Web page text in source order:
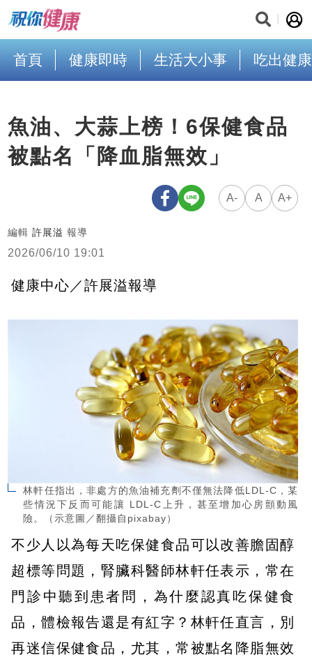
首頁 健康即時 生活大小事 吃出健康
魚油、大蒜上榜！6保健食品
被點名「降血脂無效」
A- A A+
編輯 許展溢 報導
2026/06/10 19:01
健康中心／許展溢報導
林軒任指出，非處方的魚油補充劑不僅無法降低LDL-C，某
些情況下反而可能讓 LDL-C上升，甚至增加心房顫動風
險。（示意圖／翻攝自pixabay）
不少人以為每天吃保健食品可以改善膽固醇
超標等問題，腎臟科醫師林軒任表示，常在
門診中聽到患者問，為什麼認真吃保健食
品，體檢報告還是有紅字？林軒任直言，別
再迷信保健食品，尤其，常被點名降脂無效